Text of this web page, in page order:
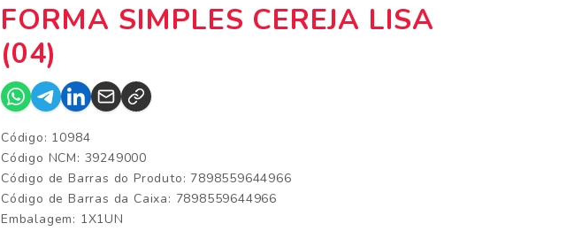
FORMA SIMPLES CEREJA LISA
(04)
Código: 10984
Código NCM: 39249000
Código de Barras do Produto: 7898559644966
Código de Barras da Caixa: 7898559644966
Embalagem: 1X1UN